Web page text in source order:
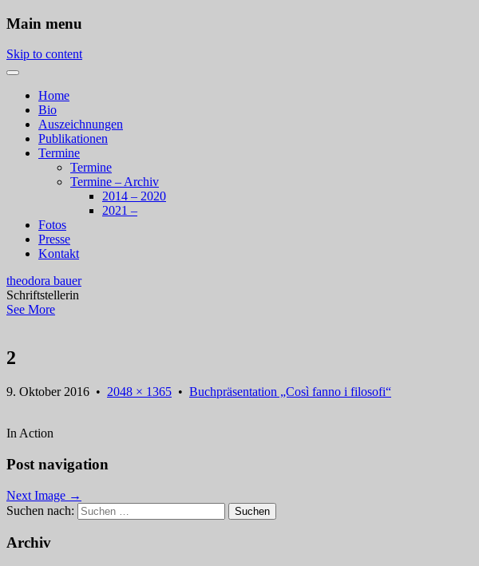
Main menu
Skip to content
Home
Bio
Auszeichnungen
Publikationen
Termine
Termine
Termine – Archiv
2014 – 2020
2021 –
Fotos
Presse
Kontakt
theodora bauer
Schriftstellerin
See More
2
9. Oktober 2016 • 2048 × 1365 • Buchpräsentation „Così fanno i filosofi“
In Action
Post navigation
Next Image →
Suchen nach:
Archiv